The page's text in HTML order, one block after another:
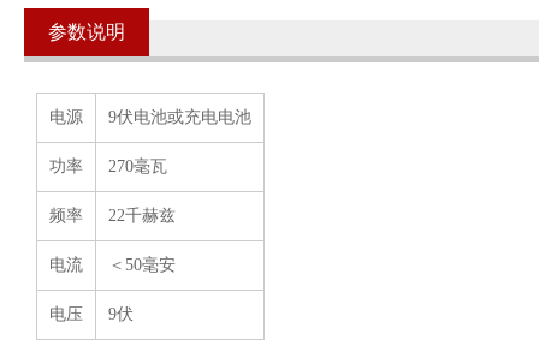
参数说明
电源 9伏电池或充电电池
功率 270毫瓦
频率 22千赫兹
电流 ＜50毫安
电压 9伏